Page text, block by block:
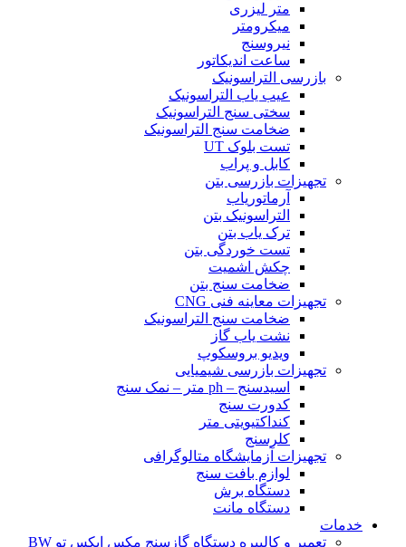
متر لیزری
میکرومتر
نیروسنج
ساعت اندیکاتور
بازرسی التراسونیک
عیب یاب التراسونیک
سختی سنج التراسونیک
ضخامت سنج التراسونیک
تست بلوک UT
کابل و پراب
تجهیزات بازرسی بتن
آرماتوریاب
التراسونیک بتن
ترک یاب بتن
تست خوردگی بتن
چکش اشمیت
ضخامت سنج بتن
تجهیزات معاینه فنی CNG
ضخامت سنج التراسونیک
نشت یاب گاز
ویدیو بروسکوپ
تجهیزات بازرسی شیمیایی
اسیدسنج – ph متر – نمک سنج
کدورت سنج
کنداکتیویتی متر
کلرسنج
تجهیزات آزمایشگاه متالوگرافی
لوازم بافت سنج
دستگاه برش
دستگاه مانت
خدمات
تعمیر و کالیبره دستگاه گازسنج مکس ایکس تو BW